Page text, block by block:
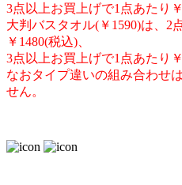
3点以上お買上げで1点あたり
大判バスタオル(￥1590)は、2
￥1480(税込)、
3点以上お買上げで1点あたり
なおタイプ違いの組み合わせ
せん。